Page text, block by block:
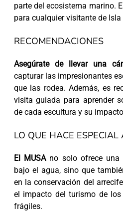
parte del ecosistema marino.
para cualquier visitante de
RECOMENDACIONES
Asegúrate de llevar una
capturar las impresionantes
que las rodea. Además, es
visita guiada para aprender
de cada escultura y su
LO QUE HACE ESPECIAL
El MUSAno solo ofrece una
bajo el agua, sino que
en la conservación del
el impacto del turismo de
frágiles.